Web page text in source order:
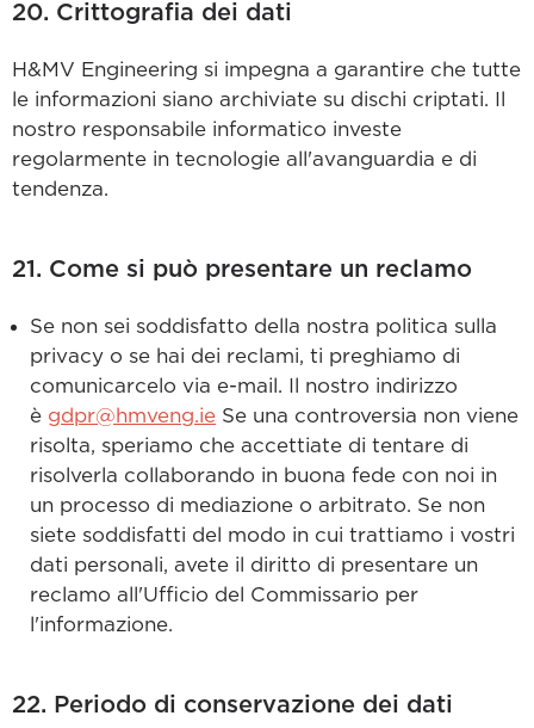
20. Crittografia dei dati
H&MV Engineering si impegna a garantire che tutte
le informazioni siano archiviate su dischi criptati. Il
nostro responsabile informatico investe
regolarmente in tecnologie all'avanguardia e di
tendenza.
21. Come si può presentare un reclamo
Se non sei soddisfatto della nostra politica sulla
privacy o se hai dei reclami, ti preghiamo di
comunicarcelo via e-mail. Il nostro indirizzo
è gdpr@hmveng.ie Se una controversia non viene
risolta, speriamo che accettiate di tentare di
risolverla collaborando in buona fede con noi in
un processo di mediazione o arbitrato. Se non
siete soddisfatti del modo in cui trattiamo i vostri
dati personali, avete il diritto di presentare un
reclamo all'Ufficio del Commissario per
l'informazione.
22. Periodo di conservazione dei dati